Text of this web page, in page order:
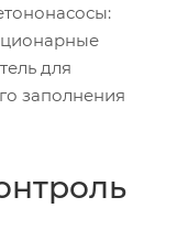
для
заполнения